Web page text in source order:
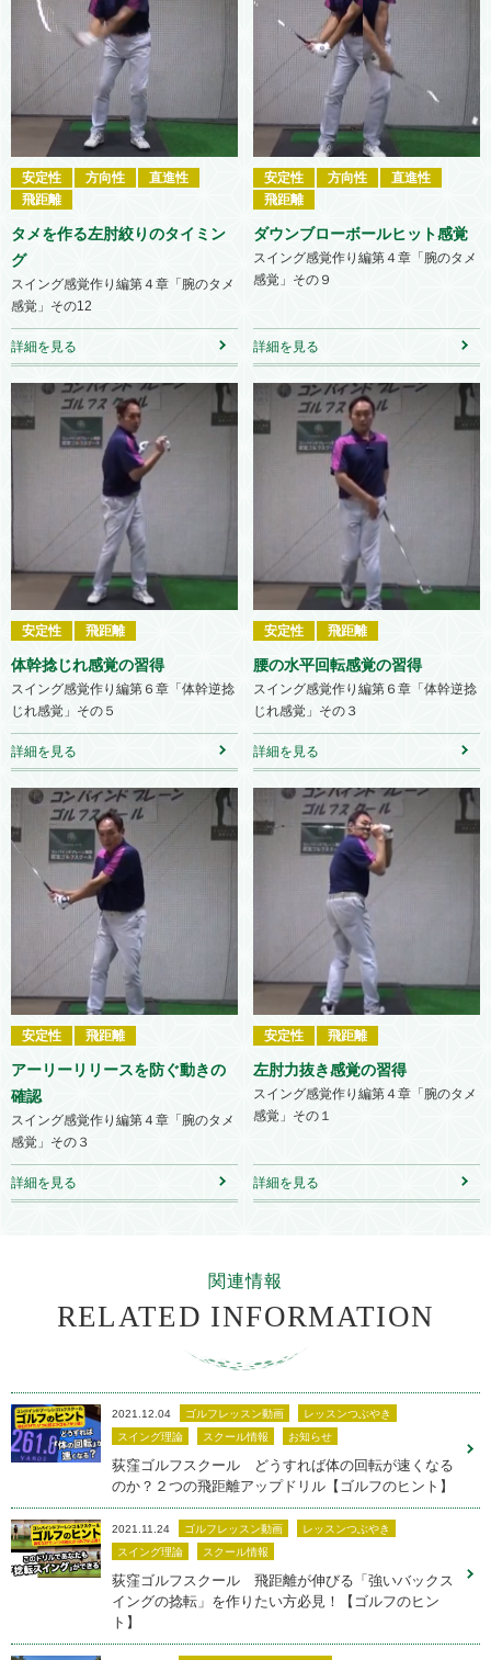
安定性 方向性
直進性
飛距離
タメを作る左肘絞りのタイミン
グ
スイング感覚作り編第４章「腕のタメ
感覚」その12
詳細を見る
安定性 方向性
直進性
飛距離
ダウンブローボールヒット感覚
スイング感覚作り編第４章「腕のタメ
感覚」その９
詳細を見る
安定性 飛距離
体幹捻じれ感覚の習得
スイング感覚作り編第６章「体幹逆捻
じれ感覚」その５
詳細を見る
安定性 飛距離
腰の水平回転感覚の習得
スイング感覚作り編第６章「体幹逆捻
じれ感覚」その３
詳細を見る
安定性 飛距離
アーリーリリースを防ぐ動きの
確認
スイング感覚作り編第４章「腕のタメ
感覚」その３
詳細を見る
安定性 飛距離
左肘力抜き感覚の習得
スイング感覚作り編第４章「腕のタメ
感覚」その１
詳細を見る
関連情報
RELATED INFORMATION
2021.12.04 ゴルフレッスン動画
レッスンつぶやき
スイング理論
スクール情報 お知らせ
荻窪ゴルフスクール どうすれば体の回転が速くなる
のか？２つの飛距離アップドリル【ゴルフのヒント】
2021.11.24 ゴルフレッスン動画
レッスンつぶやき
スイング理論
スクール情報
荻窪ゴルフスクール 飛距離が伸びる「強いバックス
イングの捻転」を作りたい方必見！【ゴルフのヒン
ト】